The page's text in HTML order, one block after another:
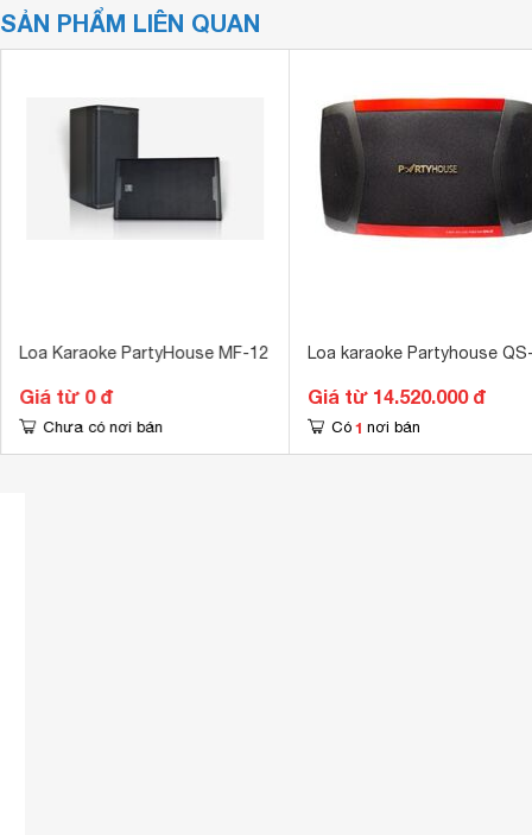
SẢN PHẨM LIÊN QUAN
Loa Karaoke PartyHouse MF-12
Giá từ 0 đ
Chưa có nơi bán
Loa karaoke Partyhouse
Giá từ 14.520.000 đ
Có 1 nơi bán